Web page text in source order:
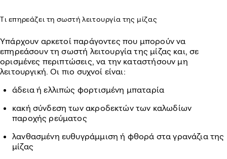
Τι επηρεάζει τη σωστή λειτουργία της μίζας
Υπάρχουν αρκετοί παράγοντες που μπορούν να
επηρεάσουν τη σωστή λειτουργία της μίζας και, σε
ορισμένες περιπτώσεις, να την καταστήσουν μη
λειτουργική. Οι πιο συχνοί είναι:
άδεια ή ελλιπώς φορτισμένη μπαταρία
κακή σύνδεση των ακροδεκτών των καλωδίων
παροχής ρεύματος
λανθασμένη ευθυγράμμιση ή φθορά στα γρανάζια της
μίζας